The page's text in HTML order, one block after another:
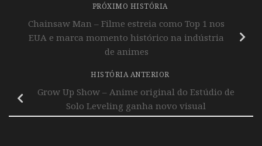
PRÓXIMO HISTÓRIA
Chainsaw Man – Filme estreia como Top 1 nos
EUA e marca momento histórico na indústria
de animes
HISTÓRIA ANTERIOR
Grow Up Show – Anime original do Estúdio de
Solo Leveling ganha novo visual